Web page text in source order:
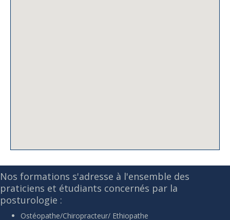
Nos formations s'adresse à l'ensemble des
praticiens et étudiants concernés par la
posturologie :
Ostéopathe/Chiropracteur/ Ethiopathe